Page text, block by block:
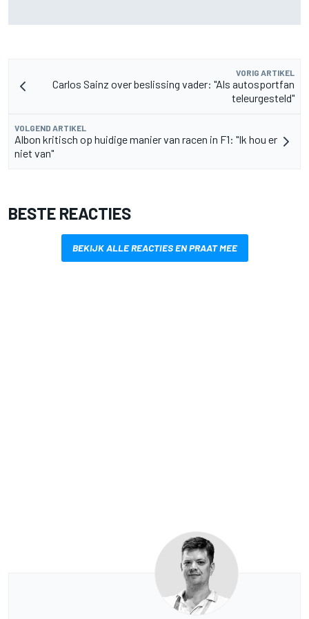
VORIG ARTIKEL
Carlos Sainz over beslissing vader: "Als autosportfan
teleurgesteld"
VOLGEND ARTIKEL
Albon kritisch op huidige manier van racen in F1: "Ik hou er
niet van"
BESTE REACTIES
BEKIJK ALLE REACTIES EN PRAAT MEE